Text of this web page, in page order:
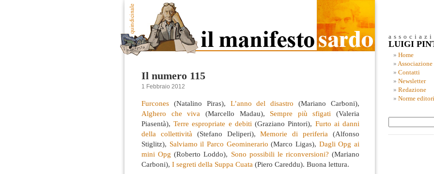
Il numero 115
1 Febbraio 2012
Furcones (Natalino Piras), L’anno del disastro(Mariano Carboni),
Alghero che viva (Marcello Madau), Sempre più sfigati (Valeria
Piasentà),Terre espropriate e debiti(Graziano Pintori), Furto ai danni
della collettività (Stefano Deliperi),Memorie di periferia(Alfonso
Stiglitz), Salviamo il Parco Geominerario(Marco Ligas), Dagli Opg ai
mini Opg(Roberto Loddo), Sono possibili le riconversioni? (Mariano
Carboni), I segreti della Suppa Cuata (Piero Careddu). Buona lettura.
LUIGI
Home
Associazione
Contatti
Newsletter
Redazione
Norme